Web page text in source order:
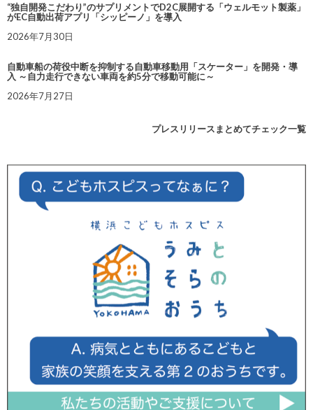
“独自開発こだわり”のサプリメントでD2C展開する「ウェルモット製薬」
がEC自動出荷アプリ「シッピーノ」を導入
2026年7月30日
自動車船の荷役中断を抑制する自動車移動用「スケーター」を開発・導
入 ～自力走行できない車両を約5分で移動可能に～
2026年7月27日
プレスリリースまとめてチェック一覧